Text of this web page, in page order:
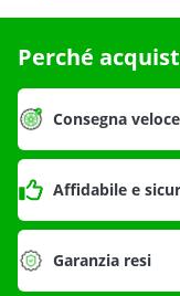
Perché
Consegna veloce
Affidabile e
Garanzia resi